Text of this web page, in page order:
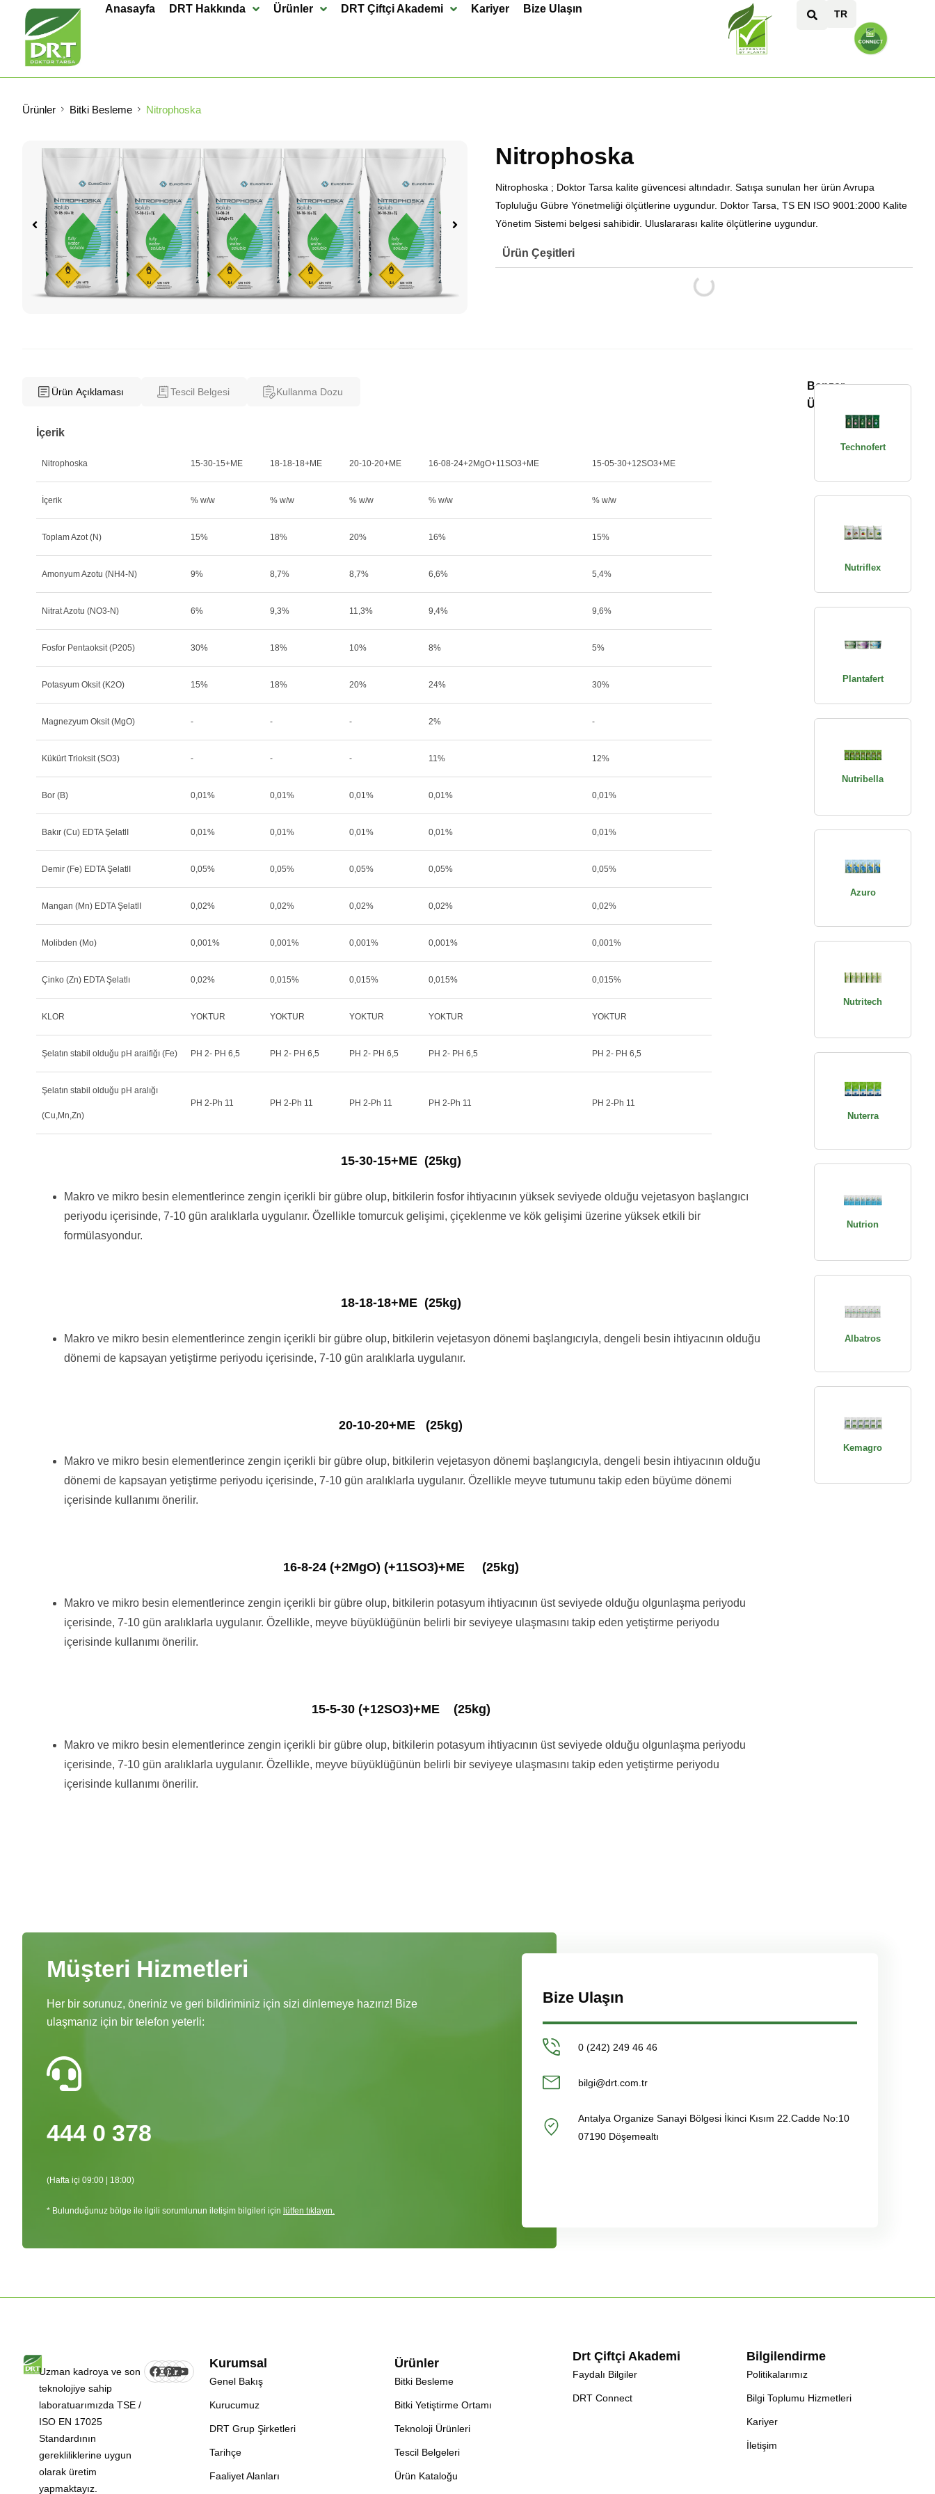
Anasayfa DRT Hakkında Ürünler DRT Çiftçi Akademi Kariyer Bize Ulaşın TR
Ürünler Bitki Besleme Nitrophoska
Nitrophoska
Nitrophoska ; Doktor Tarsa kalite güvencesi altındadır. Satışa sunulan her ürün Avrupa
Topluluğu Gübre Yönetmeliği ölçütlerine uygundur. Doktor Tarsa, TS EN ISO 9001:2000 Kalite
Yönetim Sistemi belgesi sahibidir. Uluslararası kalite ölçütlerine uygundur.
Ürün Çeşitleri
Ürün Açıklaması Tescil Belgesi Kullanma Dozu
İçerik
Nitrophoska 15-30-15+ME 18-18-18+ME 20-10-20+ME 16-08-24+2MgO+11SO3+ME 15-05-30+12SO3+ME
İçerik % w/w % w/w % w/w % w/w % w/w
Toplam Azot (N) 15% 18% 20% 16% 15%
Amonyum Azotu (NH4-N) 9% 8,7% 8,7% 6,6% 5,4%
Nitrat Azotu (NO3-N) 6% 9,3% 11,3% 9,4% 9,6%
Fosfor Pentaoksit (P205) 30% 18% 10% 8% 5%
Potasyum Oksit (K2O) 15% 18% 20% 24% 30%
Magnezyum Oksit (MgO) - - - 2% -
Kükürt Trioksit (SO3) - - - 11% 12%
Bor (B) 0,01% 0,01% 0,01% 0,01% 0,01%
Bakır (Cu) EDTA ŞelatlI 0,01% 0,01% 0,01% 0,01% 0,01%
Demir (Fe) EDTA ŞelatlI 0,05% 0,05% 0,05% 0,05% 0,05%
Mangan (Mn) EDTA ŞelatlI 0,02% 0,02% 0,02% 0,02% 0,02%
Molibden (Mo) 0,001% 0,001% 0,001% 0,001% 0,001%
Çinko (Zn) EDTA Şelatlı 0,02% 0,015% 0,015% 0,015% 0,015%
KLOR YOKTUR YOKTUR YOKTUR YOKTUR YOKTUR
Şelatın stabil olduğu pH araifiğı (Fe) PH 2- PH 6,5 PH 2- PH 6,5 PH 2- PH 6,5 PH 2- PH 6,5 PH 2- PH 6,5
Şelatın stabil olduğu pH aralığı
(Cu,Mn,Zn)
PH 2-Ph 11 PH 2-Ph 11 PH 2-Ph 11 PH 2-Ph 11 PH 2-Ph 11
15-30-15+ME (25kg)
Makro ve mikro besin elementlerince zengin içerikli bir gübre olup, bitkilerin fosfor ihtiyacının yüksek seviyede olduğu vejetasyon başlangıcı
periyodu içerisinde, 7-10 gün aralıklarla uygulanır. Özellikle tomurcuk gelişimi, çiçeklenme ve kök gelişimi üzerine yüksek etkili bir
formülasyondur.
18-18-18+ME (25kg)
Makro ve mikro besin elementlerince zengin içerikli bir gübre olup, bitkilerin vejetasyon dönemi başlangıcıyla, dengeli besin ihtiyacının olduğu
dönemi de kapsayan yetiştirme periyodu içerisinde, 7-10 gün aralıklarla uygulanır.
20-10-20+ME (25kg)
Makro ve mikro besin elementlerince zengin içerikli bir gübre olup, bitkilerin vejetasyon dönemi başlangıcıyla, dengeli besin ihtiyacının olduğu
dönemi de kapsayan yetiştirme periyodu içerisinde, 7-10 gün aralıklarla uygulanır. Özellikle meyve tutumunu takip eden büyüme dönemi
içerisinde kullanımı önerilir.
16-8-24 (+2MgO) (+11SO3)+ME (25kg)
Makro ve mikro besin elementlerince zengin içerikli bir gübre olup, bitkilerin potasyum ihtiyacının üst seviyede olduğu olgunlaşma periyodu
içerisinde, 7-10 gün aralıklarla uygulanır. Özellikle, meyve büyüklüğünün belirli bir seviyeye ulaşmasını takip eden yetiştirme periyodu
içerisinde kullanımı önerilir.
15-5-30 (+12SO3)+ME (25kg)
Makro ve mikro besin elementlerince zengin içerikli bir gübre olup, bitkilerin potasyum ihtiyacının üst seviyede olduğu olgunlaşma periyodu
içerisinde, 7-10 gün aralıklarla uygulanır. Özellikle, meyve büyüklüğünün belirli bir seviyeye ulaşmasını takip eden yetiştirme periyodu
içerisinde kullanımı önerilir.
Benzer
Ürünler
Technofert
Nutriflex
Plantafert
Nutribella
Azuro
Nutritech
Nuterra
Nutrion
Albatros
Kemagro
Müşteri Hizmetleri
Her bir sorunuz, öneriniz ve geri bildiriminiz için sizi dinlemeye hazırız! Bize
ulaşmanız için bir telefon yeterli:
444 0 378
(Hafta içi 09:00 | 18:00)
* Bulunduğunuz bölge ile ilgili sorumlunun iletişim bilgileri için lütfen tıklayın.
Bize Ulaşın
0 (242) 249 46 46
bilgi@drt.com.tr
Antalya Organize Sanayi Bölgesi İkinci Kısım 22.Cadde No:10
07190 Döşemealtı
Uzman kadroya ve son
teknolojiye sahip
laboratuarımızda TSE /
ISO EN 17025
Standardının
gerekliliklerine uygun
olarak üretim
yapmaktayız.
Kurumsal
Genel Bakış
Kurucumuz
DRT Grup Şirketleri
Tarihçe
Faaliyet Alanları
Ürünler
Bitki Besleme
Bitki Yetiştirme Ortamı
Teknoloji Ürünleri
Tescil Belgeleri
Ürün Kataloğu
Drt Çiftçi Akademi
Faydalı Bilgiler
DRT Connect
Bilgilendirme
Politikalarımız
Bilgi Toplumu Hizmetleri
Kariyer
İletişim